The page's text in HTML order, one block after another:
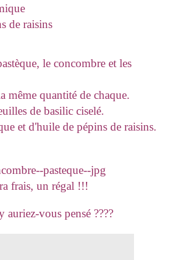
de raisins
le concombre et les
même quantité de chaque.
de basilic ciselé.
et d'huile de pépins de raisins.
frais, un régal !!!
auriez-vous pensé ????